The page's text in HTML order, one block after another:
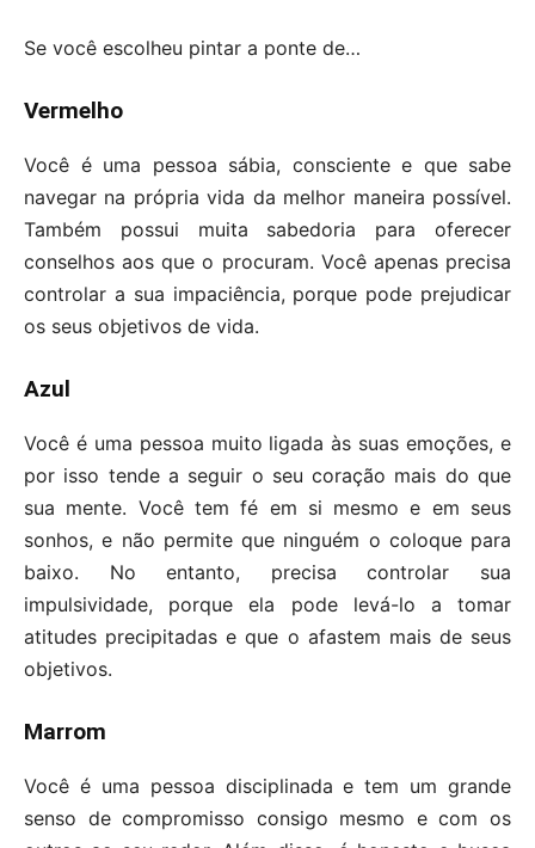
Se você escolheu pintar a ponte de…
Vermelho
Você é uma pessoa sábia, consciente e que sabe
navegar na própria vida da melhor maneira possível.
Também possui muita sabedoria para oferecer
conselhos aos que o procuram. Você apenas precisa
controlar a sua impaciência, porque pode prejudicar
os seus objetivos de vida.
Azul
Você é uma pessoa muito ligada às suas emoções, e
por isso tende a seguir o seu coração mais do que
sua mente. Você tem fé em si mesmo e em seus
sonhos, e não permite que ninguém o coloque para
baixo. No entanto, precisa controlar sua
impulsividade, porque ela pode levá-lo a tomar
atitudes precipitadas e que o afastem mais de seus
objetivos.
Marrom
Você é uma pessoa disciplinada e tem um grande
senso de compromisso consigo mesmo e com os